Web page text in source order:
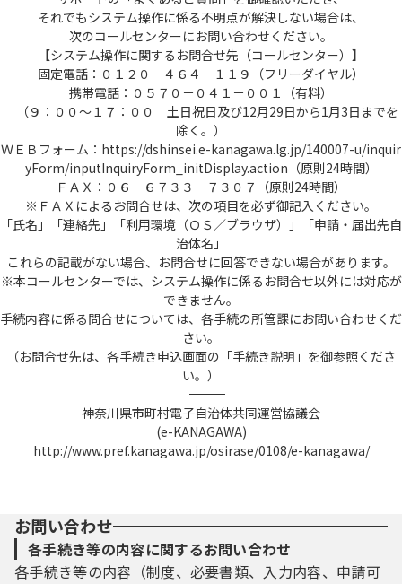
それでもシステム操作に係る不明点が解決しない場合は、
次のコールセンターにお問い合わせください。
【システム操作に関するお問合せ先（コールセンター）】
固定電話：０１２０－４６４－１１９（フリーダイヤル）
携帯電話：０５７０－０４１－００１（有料）
（９：００～１７：００ 土日祝日及び12月29日から1月3日までを
除く。）
ＷＥＢフォーム：https://dshinsei.e-kanagawa.lg.jp/140007-u/inquir
yForm/inputInquiryForm_initDisplay.action（原則24時間）
ＦＡＸ：０６－６７３３－７３０７（原則24時間）
※ＦＡＸによるお問合せは、次の項目を必ず御記入ください。
「氏名」「連絡先」「利用環境（ＯＳ／ブラウザ）」「申請・届出先自
治体名」
これらの記載がない場合、お問合せに回答できない場合があります。
※本コールセンターでは、システム操作に係るお問合せ以外には対応が
できません。
手続内容に係る問合せについては、各手続の所管課にお問い合わせくだ
さい。
（お問合せ先は、各手続き申込画面の「手続き説明」を御参照くださ
い。）
――――――――――――――――――――――――――――――――――――――――――――――――――
神奈川県市町村電子自治体共同運営協議会
(e-KANAGAWA)
http://www.pref.kanagawa.jp/osirase/0108/e-kanagawa/
お問い合わせ
各手続き等の内容に関するお問い合わせ
各手続き等の内容（制度、必要書類、入力内容、申請可